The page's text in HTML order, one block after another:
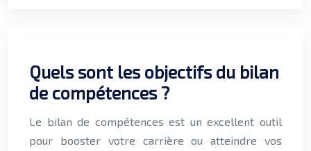
Quels sont les objectifs du bilan
de compétences ?
Le bilan de compétences est un excellent outil
pour booster votre carrière ou atteindre vos